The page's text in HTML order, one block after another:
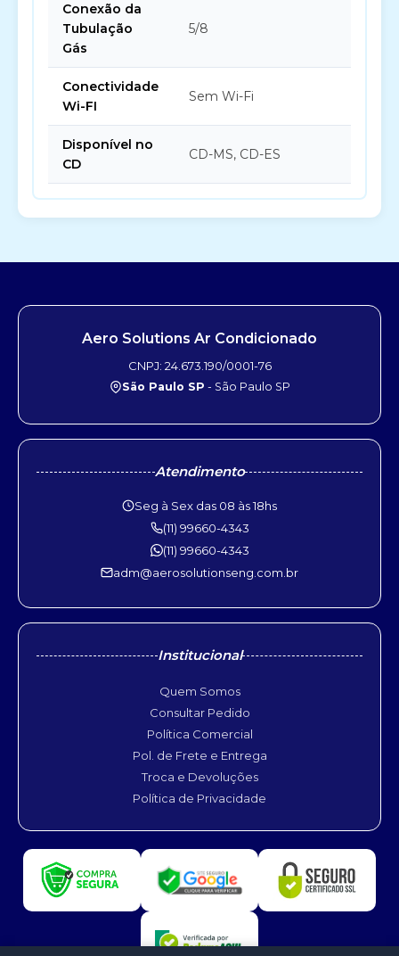
Conexão da
Tubulação
Gás
5/8
Conectividade
Wi-FI
Sem Wi-Fi
Disponível no
CD
CD-MS, CD-ES
Aero Solutions Ar Condicionado
CNPJ: 24.673.190/0001-76
São Paulo SP - São Paulo SP
Atendimento
Seg à Sex das 08 às 18hs
(11) 99660-4343
(11) 99660-4343
adm@aerosolutionseng.com.br
Institucional
Quem Somos
Consultar Pedido
Política Comercial
Pol. de Frete e Entrega
Troca e Devoluções
Política de Privacidade